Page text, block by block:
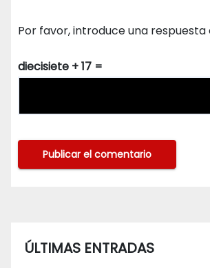
Por favor, introduce una respuesta
diecisiete + 17 =
ÚLTIMAS ENTRADAS